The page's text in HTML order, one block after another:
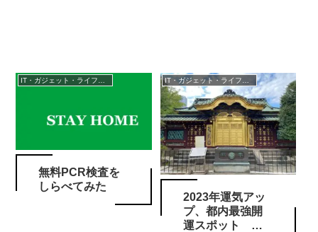
IT・ガジェット・ライフスタイル
無料PCR検査を
しらべてみた
IT・ガジェット・ライフスタイル
2023年運気アッ
プ、都内最強開
運スポット ソ